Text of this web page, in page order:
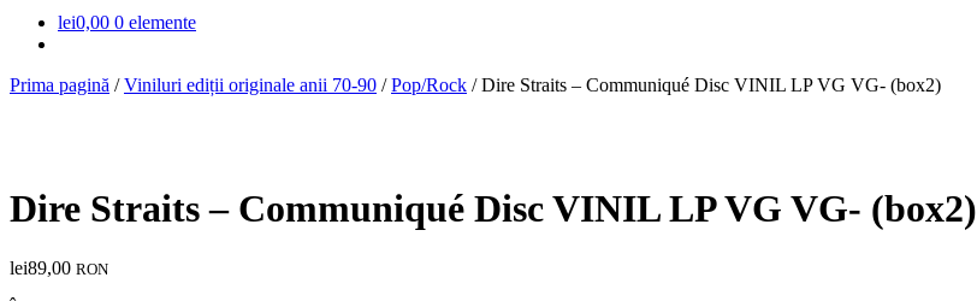
lei0,00 0 elemente
Prima pagină /Viniluri ediții originale anii 70-90 /Pop/Rock /Dire Straits – Communiqué Disc VINIL LP VG VG- (box2)
Dire Straits – Communiqué Disc VINIL LP VG VG- (box2)
lei89,00 RON